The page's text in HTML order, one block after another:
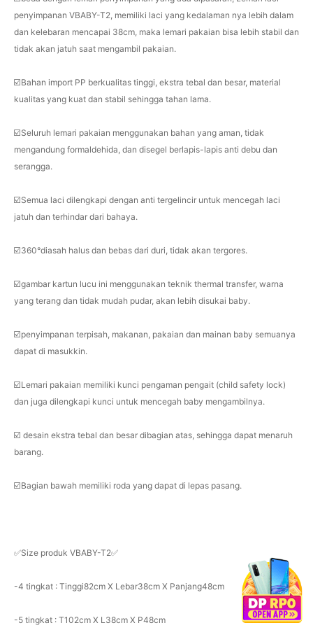
penyimpanan VBABY-T2, memiliki laci yang kedalaman nya lebih dalam
dan kelebaran mencapai 38cm, maka lemari pakaian bisa lebih stabil dan
tidak akan jatuh saat mengambil pakaian.
☑️Bahan import PP berkualitas tinggi, ekstra tebal dan besar, material
kualitas yang kuat dan stabil sehingga tahan lama.
☑️Seluruh lemari pakaian menggunakan bahan yang aman, tidak
mengandung formaldehida, dan disegel berlapis-lapis anti debu dan
serangga.
☑️Semua laci dilengkapi dengan anti tergelincir untuk mencegah laci
jatuh dan terhindar dari bahaya.
☑️360°diasah halus dan bebas dari duri, tidak akan tergores.
☑️gambar kartun lucu ini menggunakan teknik thermal transfer, warna
yang terang dan tidak mudah pudar, akan lebih disukai baby.
☑️penyimpanan terpisah, makanan, pakaian dan mainan baby semuanya
dapat di masukkin.
☑️Lemari pakaian memiliki kunci pengaman pengait (child safety lock)
dan juga dilengkapi kunci untuk mencegah baby mengambilnya.
☑️ desain ekstra tebal dan besar dibagian atas, sehingga dapat menaruh
barang.
☑️Bagian bawah memiliki roda yang dapat di lepas pasang.
✅Size produk VBABY-T2✅
-4 tingkat : Tinggi82cm X Lebar38cm X Panjang48cm
-5 tingkat : T102cm X L38cm X P48cm